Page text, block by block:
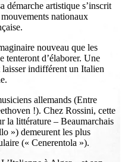
démarche artistique s’inscrit
nationaux
nouveau que les
tenteront d’élaborer. Une
indifférent un Italien
allemands (Entre
!). Chez Rossini, cette
la littérature – Beaumarchais
») demeurent les plus
(« Cenerentola »).